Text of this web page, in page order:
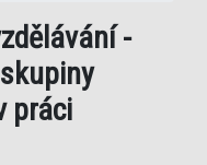
-
práci